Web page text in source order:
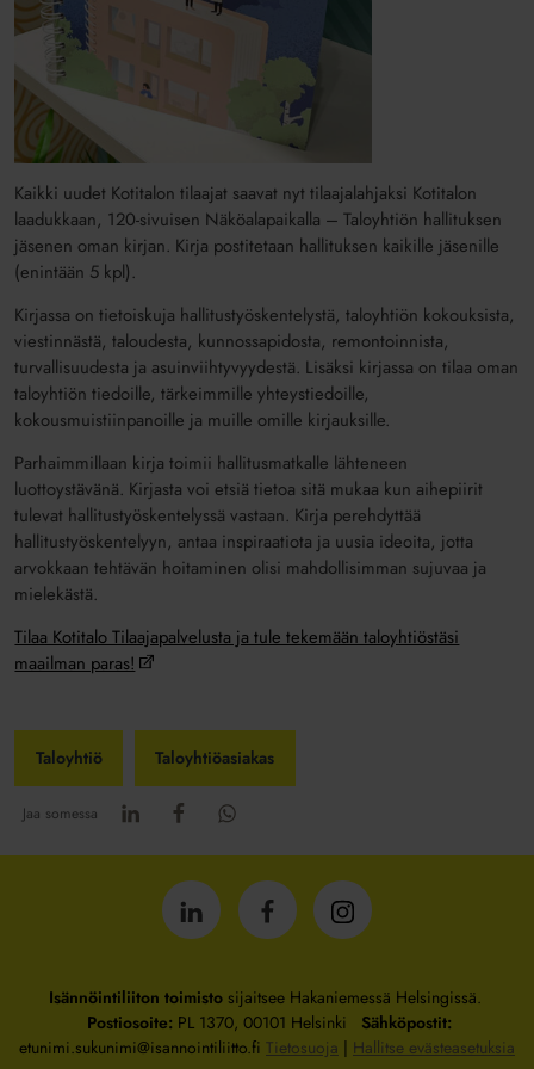
Kaikki uudet Kotitalon tilaajat saavat nyt tilaajalahjaksi Kotitalon
laadukkaan, 120-sivuisen Näköalapaikalla – Taloyhtiön hallituksen
jäsenen oman kirjan. Kirja postitetaan hallituksen kaikille jäsenille
(enintään 5 kpl).
Kirjassa on tietoiskuja hallitustyöskentelystä, taloyhtiön kokouksista,
viestinnästä, taloudesta, kunnossapidosta, remontoinnista,
turvallisuudesta ja asuinviihtyvyydestä. Lisäksi kirjassa on tilaa oman
taloyhtiön tiedoille, tärkeimmille yhteystiedoille,
kokousmuistiinpanoille ja muille omille kirjauksille.
Parhaimmillaan kirja toimii hallitusmatkalle lähteneen
luottoystävänä. Kirjasta voi etsiä tietoa sitä mukaa kun aihepiirit
tulevat hallitustyöskentelyssä vastaan. Kirja perehdyttää
hallitustyöskentelyyn, antaa inspiraatiota ja uusia ideoita, jotta
arvokkaan tehtävän hoitaminen olisi mahdollisimman sujuvaa ja
mielekästä.
Tilaa Kotitalo Tilaajapalvelusta ja tule tekemään taloyhtiöstäsi
maailman paras!
Taloyhtiö Taloyhtiöasiakas
Jaa somessa
IsännöintiliittoIsännöintiliittoIsännöintiliitto
Isännöintiliiton toimistosijaitsee Hakaniemessä Helsingissä.
Postiosoite: PL 1370, 00101 Helsinki Sähköpostit:
etunimi.sukunimi@isannointiliitto.fi Tietosuoja | Hallitse evästeasetuksia